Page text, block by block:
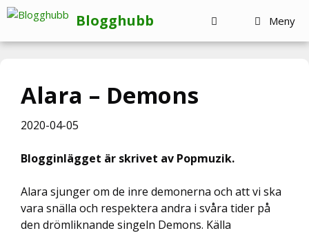
Hoppa
innehåll
Blogghubb Meny
Alara – Demons
2020-04-05
Blogginlägget är skrivet av Popmuzik.
Alara sjunger om de inre demonerna och att vi ska
vara snälla och respektera andra i svåra tider på
den drömliknande singeln Demons. Källa